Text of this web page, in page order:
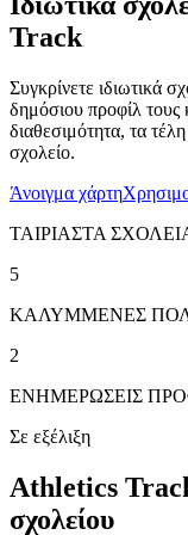
Track
Συγκρίνετε ιδιωτικά
δημόσιου προφίλ τους
διαθεσιμότητα, τα
σχολείο.
Άνοιγμα χάρτη
ΤΑΙΡΙΑΣΤΑ
5
ΚΑΛΥΜΜΕΝΕΣ
2
ΕΝΗΜΕΡΩΣΕΙΣ
Σε εξέλιξη
Athletics
σχολείου